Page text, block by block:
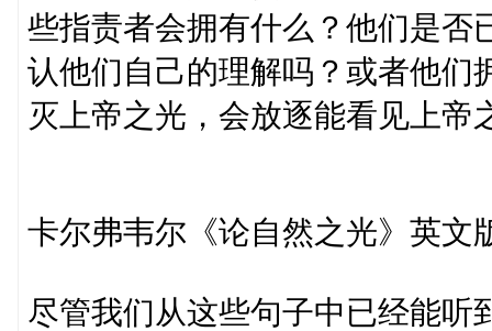
些指责者会拥有什么？他们是否
认他们自己的理解吗？或者他们
灭上帝之光，会放逐能看见上帝
卡尔弗韦尔《论自然之光》英文
尽管我们从这些句子中已经能听